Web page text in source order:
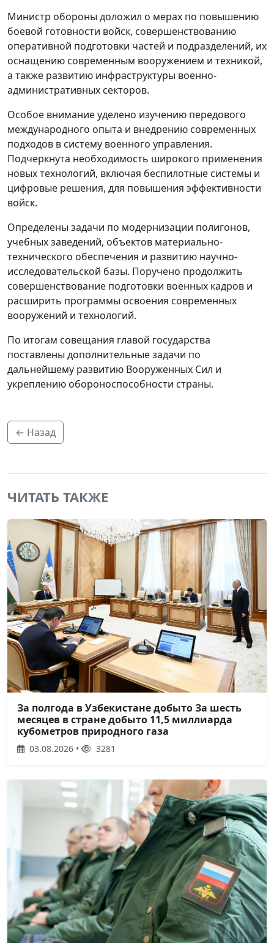
Министр обороны доложил о мерах по повышению
боевой готовности войск, совершенствованию
оперативной подготовки частей и подразделений, их
оснащению современным вооружением и техникой,
а также развитию инфраструктуры военно-
административных секторов.
Особое внимание уделено изучению передового
международного опыта и внедрению современных
подходов в систему военного управления.
Подчеркнута необходимость широкого применения
новых технологий, включая беспилотные системы и
цифровые решения, для повышения эффективности
войск.
Определены задачи по модернизации полигонов,
учебных заведений, объектов материально-
технического обеспечения и развитию научно-
исследовательской базы. Поручено продолжить
совершенствование подготовки военных кадров и
расширить программы освоения современных
вооружений и технологий.
По итогам совещания главой государства
поставлены дополнительные задачи по
дальнейшему развитию Вооруженных Сил и
укреплению обороноспособности страны.
← Назад
ЧИТАТЬ ТАКЖЕ
За полгода в Узбекистане добыто За шесть
месяцев в стране добыто 11,5 миллиарда
кубометров природного газа
03.08.2026 • 3281